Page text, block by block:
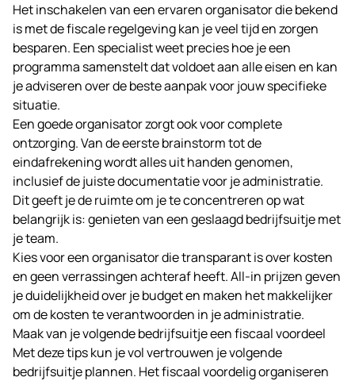
Het inschakelen van een ervaren organisator die bekend
is met de fiscale regelgeving kan je veel tijd en zorgen
besparen. Een specialist weet precies hoe je een
programma samenstelt dat voldoet aan alle eisen en kan
je adviseren over de beste aanpak voor jouw specifieke
situatie.
Een goede organisator zorgt ook voor complete
ontzorging. Van de eerste brainstorm tot de
eindafrekening wordt alles uit handen genomen,
inclusief de juiste documentatie voor je administratie.
Dit geeft je de ruimte om je te concentreren op wat
belangrijk is: genieten van een geslaagd bedrijfsuitje met
je team.
Kies voor een organisator die transparant is over kosten
en geen verrassingen achteraf heeft. All-in prijzen geven
je duidelijkheid over je budget en maken het makkelijker
om de kosten te verantwoorden in je administratie.
Maak van je volgende bedrijfsuitje een fiscaal voordeel
Met deze tips kun je vol vertrouwen je volgende
bedrijfsuitje plannen. Het fiscaal voordelig organiseren